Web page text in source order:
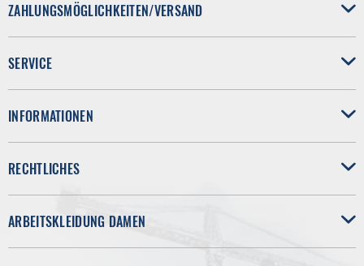
ZAHLUNGSMÖGLICHKEITEN/VERSAND
SERVICE
INFORMATIONEN
RECHTLICHES
ARBEITSKLEIDUNG DAMEN